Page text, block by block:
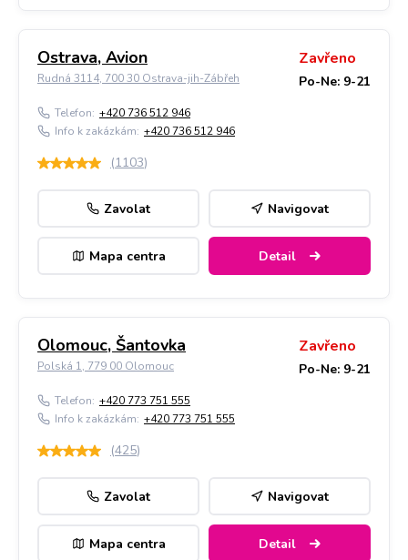
Ostrava, Avion
Rudná 3114, 700 30 Ostrava-jih-Zábřeh
Zavřeno
Po-Ne: 9-21
Telefon: +420 736 512 946
Info k zakázkám: +420 736 512 946
(1103)
Zavolat Navigovat
Mapa centra Detail
Olomouc, Šantovka
Polská 1, 779 00 Olomouc
Zavřeno
Po-Ne: 9-21
Telefon: +420 773 751 555
Info k zakázkám: +420 773 751 555
(425)
Zavolat Navigovat
Mapa centra Detail